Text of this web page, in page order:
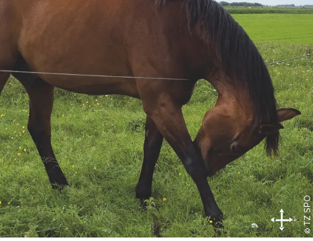
© TZ SPO